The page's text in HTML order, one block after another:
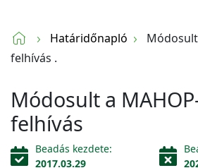
Határidőnapló
felhívás .
Módosult a
felhívás
Beadás kezdete:
2017.03.29